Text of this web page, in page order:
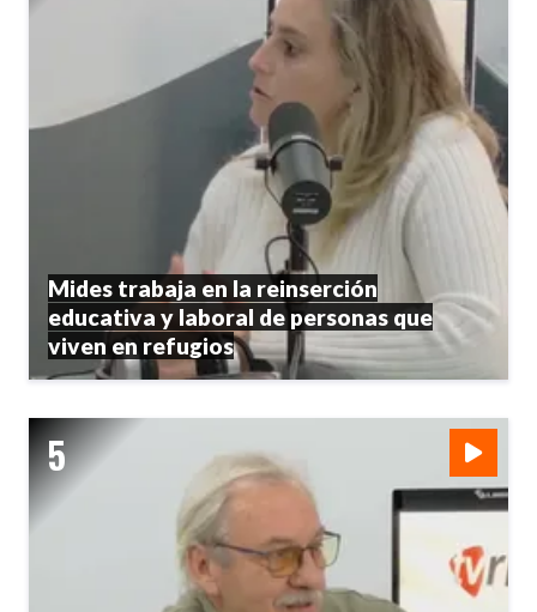
Mides trabaja en la reinserción
educativa y laboral de personas que
viven en refugios